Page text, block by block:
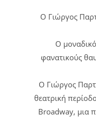
Ο Γιώργος
Ο
φανατικούς
Ο Γιώργος
θεατρική
Broadway, μια